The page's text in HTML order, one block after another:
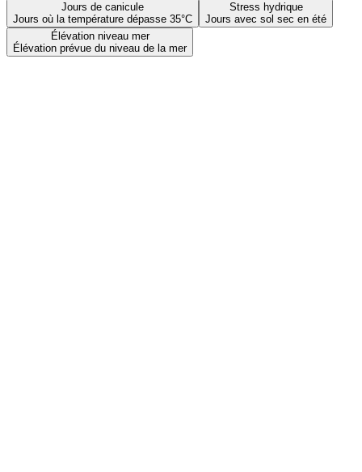
Jours de canicule
Jours où la température dépasse 35°C
Stress hydrique
Jours avec sol sec en été
Élévation niveau mer
Élévation prévue du niveau de la mer